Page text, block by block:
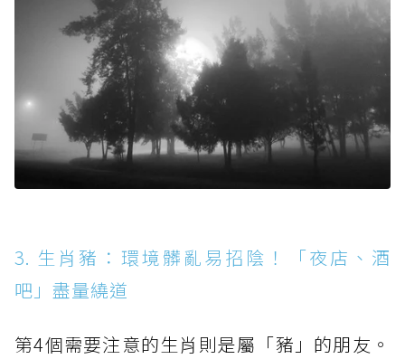
3. 生肖豬：環境髒亂易招陰！「夜店、酒
吧」盡量繞道
第4個需要注意的生肖則是屬「豬」的朋友。